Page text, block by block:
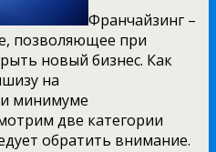
Франчайзинг –
позволяющее при
новый бизнес. Как
на
минимуме
две категории
обратить внимание.